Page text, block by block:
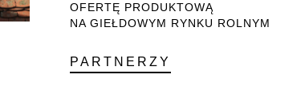
OFERTĘ PRODUKTOWĄ
NA GIEŁDOWYM RYNKU ROLNYM
PARTNERZY